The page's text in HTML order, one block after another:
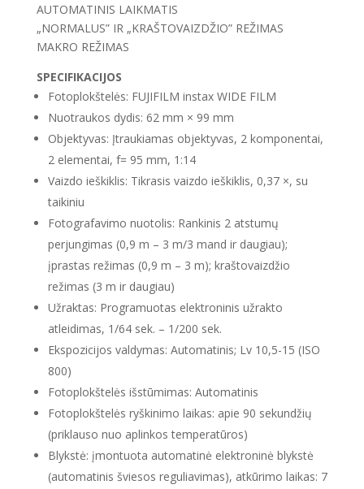
AUTOMATINIS LAIKMATIS
„NORMALUS” IR „KRAŠTOVAIZDŽIO” REŽIMAS
MAKRO REŽIMAS
SPECIFIKACIJOS
Fotoplokštelės: FUJIFILM instax WIDE FILM
Nuotraukos dydis: 62 mm × 99 mm
Objektyvas: Įtraukiamas objektyvas, 2 komponentai,
2 elementai, f= 95 mm, 1:14
Vaizdo ieškiklis: Tikrasis vaizdo ieškiklis, 0,37 ×, su
taikiniu
Fotografavimo nuotolis: Rankinis 2 atstumų
perjungimas (0,9 m – 3 m/3 mand ir daugiau);
įprastas režimas (0,9 m – 3 m); kraštovaizdžio
režimas (3 m ir daugiau)
Užraktas: Programuotas elektroninis užrakto
atleidimas, 1/64 sek. – 1/200 sek.
Ekspozicijos valdymas: Automatinis; Lv 10,5-15 (ISO
800)
Fotoplokštelės išstūmimas: Automatinis
Fotoplokštelės ryškinimo laikas: apie 90 sekundžių
(priklauso nuo aplinkos temperatūros)
Blykstė: įmontuota automatinė elektroninė blykstė
(automatinis šviesos reguliavimas), atkūrimo laikas: 7